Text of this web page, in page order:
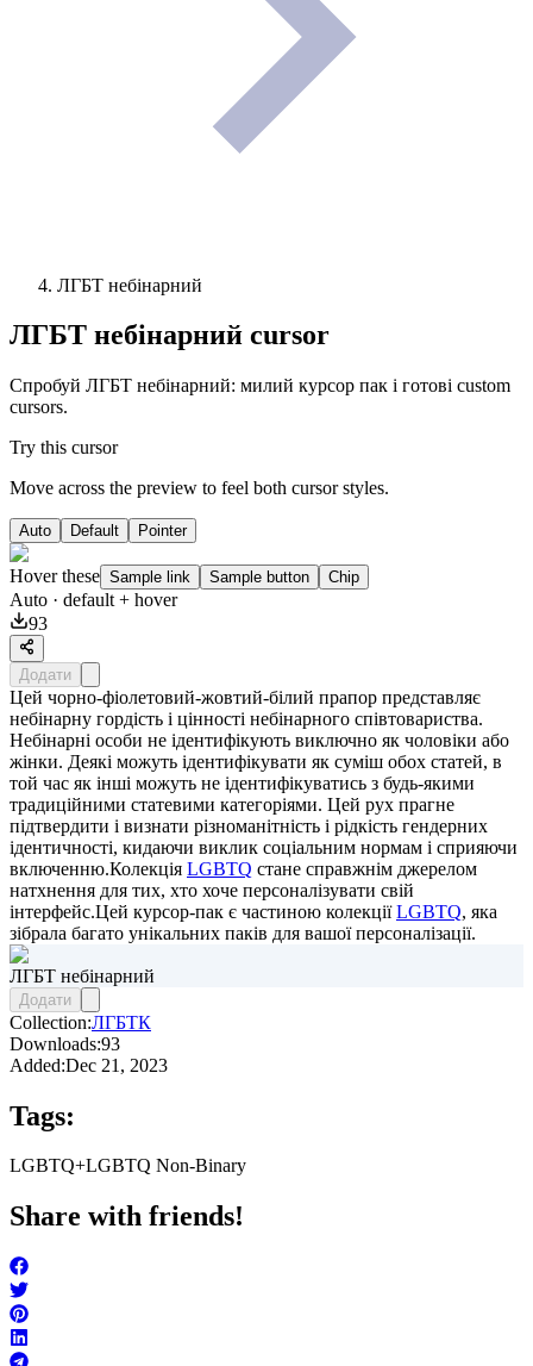
ЛГБТ небінарний
ЛГБТ небінарний cursor
Спробуй ЛГБТ небінарний: милий курсор пак і готові custom
cursors.
Try this cursor
Move across the preview to feel both cursor styles.
Auto Default Pointer
Hover these Sample link Sample button Chip
Auto · default + hover
93
Додати
Цей чорно-фіолетовий-жовтий-білий прапор представляє
небінарну гордість і цінності небінарного співтовариства.
Небінарні особи не ідентифікують виключно як чоловіки або
жінки. Деякі можуть ідентифікувати як суміш обох статей, в
той час як інші можуть не ідентифікуватись з будь-якими
традиційними статевими категоріями. Цей рух прагне
підтвердити і визнати різноманітність і рідкість гендерних
ідентичності, кидаючи виклик соціальним нормам і сприяючи
включенню.Колекція LGBTQ стане справжнім джерелом
натхнення для тих, хто хоче персоналізувати свій
інтерфейс.Цей курсор-пак є частиною колекціїLGBTQ, яка
зібрала багато унікальних паків для вашої персоналізації.
ЛГБТ небінарний
Додати
Collection:ЛГБТК
Downloads:93
Added:Dec 21, 2023
Tags:
LGBTQ+LGBTQ Non-Binary
Share with friends!